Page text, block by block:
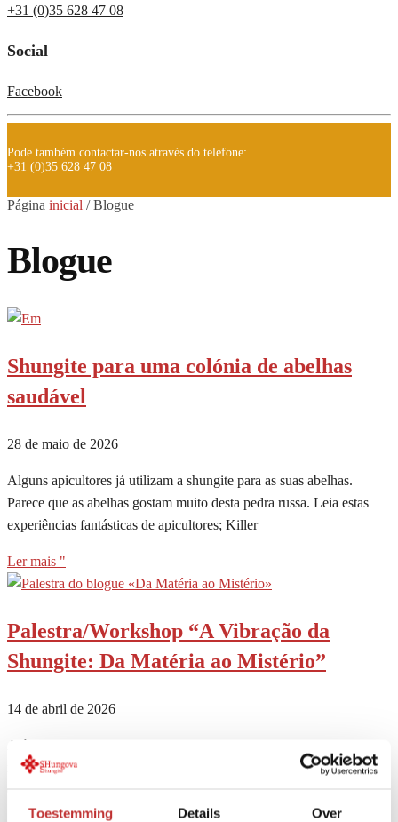
Toestemming Details Over
+31 (0)35 628 47 08
Social
Facebook
Pode também contactar-nos através do telefone:
+31 (0)35 628 47 08
Página inicial /Blogue
Blogue
Shungite para uma colónia de abelhas
saudável
28 de maio de 2026
Alguns apicultores já utilizam a shungite para as suas abelhas.
Parece que as abelhas gostam muito desta pedra russa. Leia estas
experiências fantásticas de apicultores; Killer
Ler mais "
Palestra/Workshop “A Vibração da
Shungite: Da Matéria ao Mistério”
14 de abril de 2026
A última palestra que a Larisa deu na nossa casa foi muito bem
recebida. No final da noite, os participantes voltaram para casa